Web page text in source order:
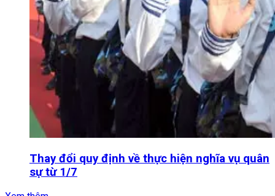
Thay đổi quy định về thực hiện nghĩa vụ quân
sự từ 1/7